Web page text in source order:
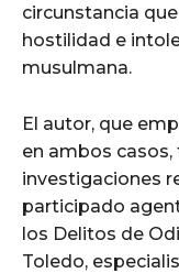
circunstancia
hostilidad e
musulmana.
El autor, que
en ambos
investigaciones
participado
los Delitos de
Toledo,